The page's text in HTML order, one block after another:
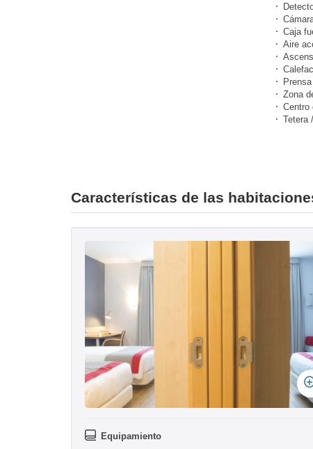
Caja
Aire
Prensa
Zona
Centro
Tetera
Características de las
Equipamiento